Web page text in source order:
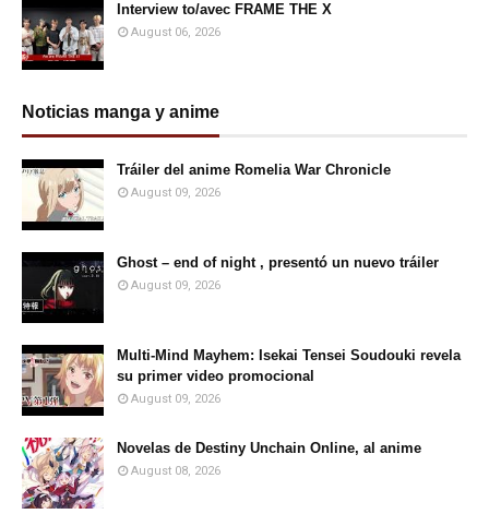
Interview to/avec FRAME THE X
August 06, 2026
Noticias manga y anime
Tráiler del anime Romelia War Chronicle
August 09, 2026
Ghost – end of night , presentó un nuevo tráiler
August 09, 2026
Multi-Mind Mayhem: Isekai Tensei Soudouki revela
su primer video promocional
August 09, 2026
Novelas de Destiny Unchain Online, al anime
August 08, 2026